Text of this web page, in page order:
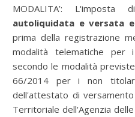
MODALITA’:
autoliquidata e versata
prima della registrazione
modalità telematiche
secondo le modalità
66/2014 per i non
dell'attestato di
Territoriale dell'Agenzia